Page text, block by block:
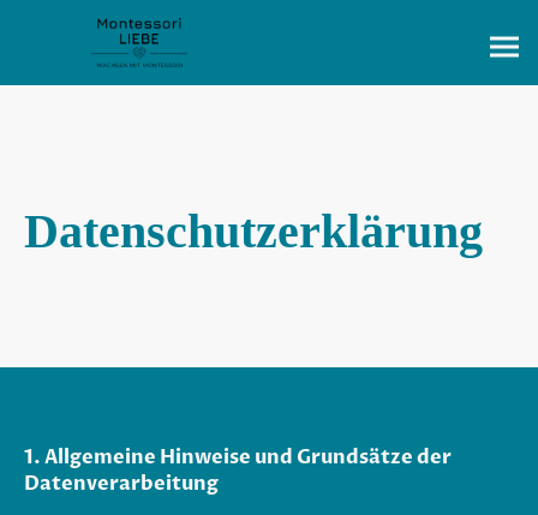
Datenschutzerklärung
1. Allgemeine Hinweise und Grundsätze der
Datenverarbeitung